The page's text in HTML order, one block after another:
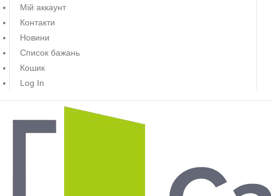
Мій аккаунт
Контакти
Новини
Список бажань
Кошик
Log In